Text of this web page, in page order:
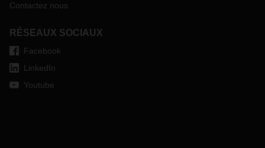
Contactez nous
RÉSEAUX SOCIAUX
Facebook
LinkedIn
Youtube